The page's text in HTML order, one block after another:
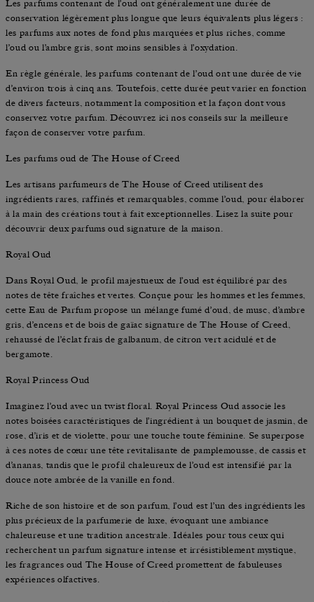
Les parfums contenant de l’oud ont généralement une durée de
conservation légèrement plus longue que leurs équivalents plus légers :
les parfums aux notes de fond plus marquées et plus riches, comme
l’oud ou l’ambre gris, sont moins sensibles à l’oxydation.
En règle générale, les parfums contenant de l’oud ont une durée de vie
d’environ trois à cinq ans. Toutefois, cette durée peut varier en fonction
de divers facteurs, notamment la composition et la façon dont vous
conservez votre parfum. Découvrez ici nos conseils sur la meilleure
façon de conserver votre parfum.
Les parfums oud de The House of Creed
Les artisans parfumeurs de The House of Creed utilisent des
ingrédients rares, raffinés et remarquables, comme l’oud, pour élaborer
à la main des créations tout à fait exceptionnelles. Lisez la suite pour
découvrir deux parfums oud signature de la maison.
Royal Oud
Dans Royal Oud, le profil majestueux de l’oud est équilibré par des
notes de tête fraîches et vertes. Conçue pour les hommes et les femmes,
cette Eau de Parfum propose un mélange fumé d’oud, de musc, d’ambre
gris, d’encens et de bois de gaïac signature de The House of Creed,
rehaussé de l’éclat frais de galbanum, de citron vert acidulé et de
bergamote.
Royal Princess Oud
Imaginez l’oud avec un twist floral. Royal Princess Oud associe les
notes boisées caractéristiques de l’ingrédient à un bouquet de jasmin, de
rose, d’iris et de violette, pour une touche toute féminine. Se superpose
à ces notes de cœur une tête revitalisante de pamplemousse, de cassis et
d’ananas, tandis que le profil chaleureux de l’oud est intensifié par la
douce note ambrée de la vanille en fond.
Riche de son histoire et de son parfum, l’oud est l’un des ingrédients les
plus précieux de la parfumerie de luxe, évoquant une ambiance
chaleureuse et une tradition ancestrale. Idéales pour tous ceux qui
recherchent un parfum signature intense et irrésistiblement mystique,
les fragrances oud The House of Creed promettent de fabuleuses
expériences olfactives.